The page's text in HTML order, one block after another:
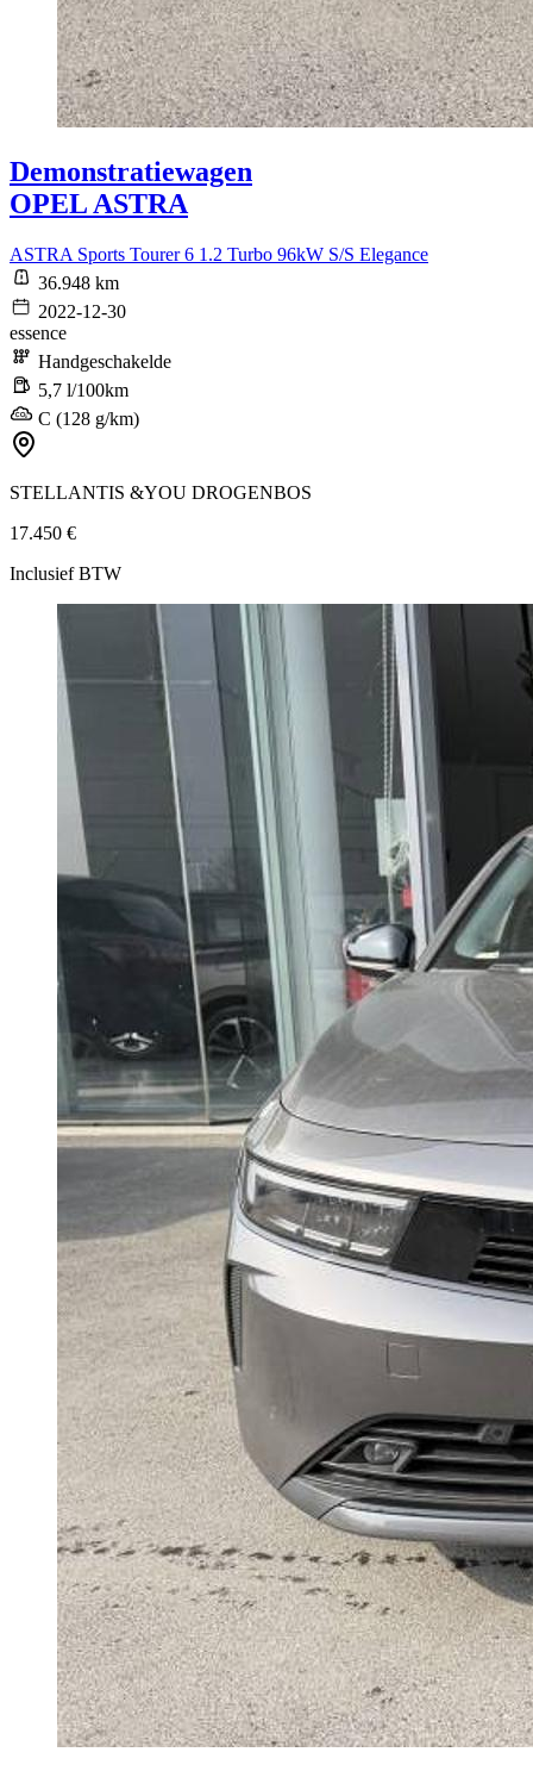
Demonstratiewagen
OPEL ASTRA
ASTRA Sports Tourer 6 1.2 Turbo 96kW S/S Elegance
36.948 km
2022-12-30
essence
Handgeschakelde
5,7 l/100km
C (128 g/km)
STELLANTIS &YOU DROGENBOS
17.450 €
Inclusief BTW